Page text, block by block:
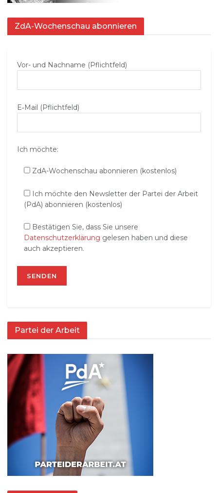
ZdA-Wochenschau abonnieren
Vor- und Nachname (Pflichtfeld)
E‑Mail (Pflichtfeld)
Ich möchte:
ZdA-Wochenschau abonnieren (kostenlos)
Ich möchte den Newsletter der Partei der Arbeit
(PdA) abonnieren (kostenlos)
Bestätigen Sie, dass Sie unsere
Datenschutzerklärung gelesen haben und diese
auch akzeptieren.
Partei der Arbeit